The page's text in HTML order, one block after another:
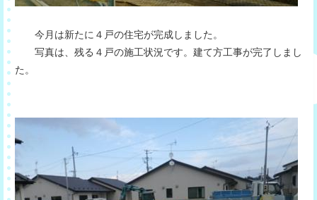
今月は新たに４戸の住宅が完成しました。
写真は、残る４戸の施工状況です。建て方工事が完了しまし
た。